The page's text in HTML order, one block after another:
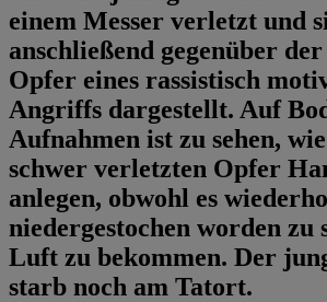
einem Messer verletzt und
anschließend gegenüber
Opfer eines rassistisch
Angriffs dargestellt. Auf
Aufnahmen ist zu sehen,
schwer verletzten Opfer
anlegen, obwohl es
niedergestochen worden zu
Luft zu bekommen. Der
starb noch am Tatort.